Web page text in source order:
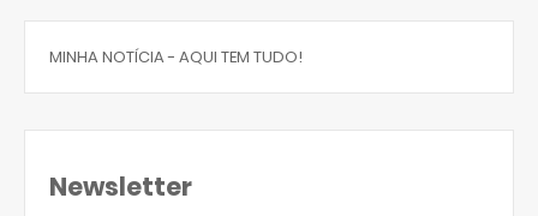
MINHA NOTÍCIA - AQUI TEM TUDO!
Newsletter